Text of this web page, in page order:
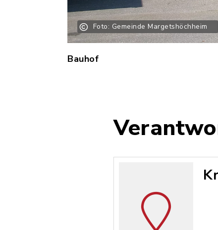
Foto: Gemeinde Margetshöchheim
Bauhof